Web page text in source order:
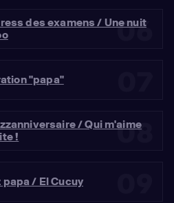
06
des examens / Une nuit
"papa"
08
/ Qui m'aime
!
papa / El Cucuy